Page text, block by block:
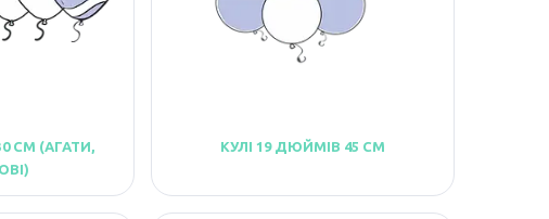
СМ (АГАТИ,
КУЛІ 19 ДЮЙМІВ 45 СМ